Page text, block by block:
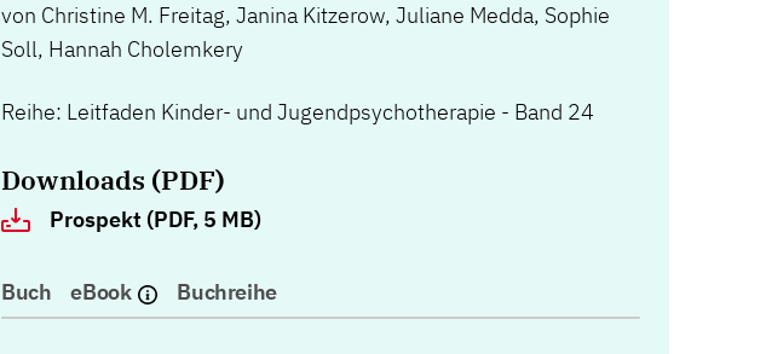
von Christine M. Freitag, Janina Kitzerow, Juliane Medda, Sophie
Soll, Hannah Cholemkery
Reihe: Leitfaden Kinder- und Jugendpsychotherapie - Band 24
Downloads (PDF)
Prospekt (PDF, 5 MB)
Buch eBook Buchreihe